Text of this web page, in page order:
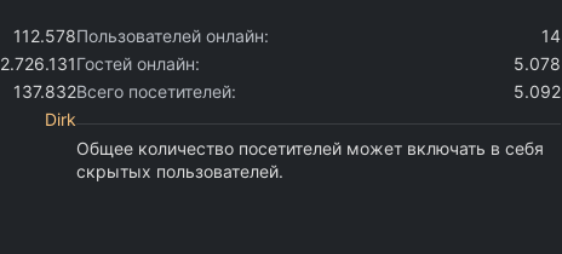
112.578
2.726.131
137.832
Dirk
Пользователей онлайн
14
Гостей онлайн
5.078
Всего посетителей
5.092
Общее количество посетителей может включать в себя
скрытых пользователей.